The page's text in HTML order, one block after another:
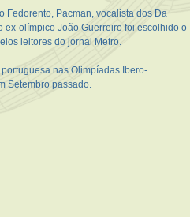
Fedorento, Pacman, vocalista dos Da
ex-olímpico João Guerreiro foi escolhido o
leitores do jornal Metro.
nas Olimpíadas Ibero-
Setembro passado.